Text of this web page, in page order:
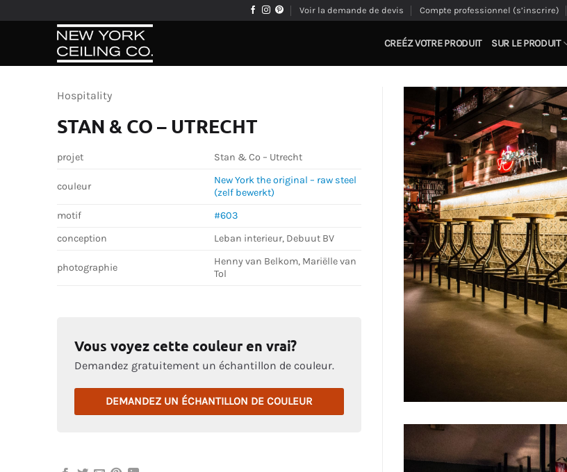
au
Voir la demande de devis Compte professionnel (s’inscrire)
CREÉZ VOTRE PRODUIT SUR LE PRODUIT
Hospitality
STAN & CO – UTRECHT
projet Stan & Co – Utrecht
couleur
New York the original – raw steel
(zelf bewerkt)
motif
#603
conception
Leban interieur, Debuut BV
photographie
Henny van Belkom, Mariëlle van
Tol
Vous voyez cette couleur en vrai?
Demandez gratuitement un échantillon de couleur.
DEMANDEZ UN ÉCHANTILLON DE COULEUR